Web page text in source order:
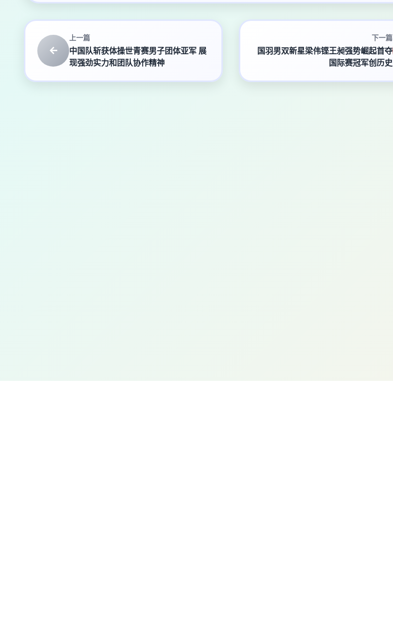
上一篇
中国队斩获体操世青赛男子团体亚军 展
现强劲实力和团队协作精神
下一篇
国羽男双新星梁伟铿王昶强势崛起首夺
国际赛冠军创历史